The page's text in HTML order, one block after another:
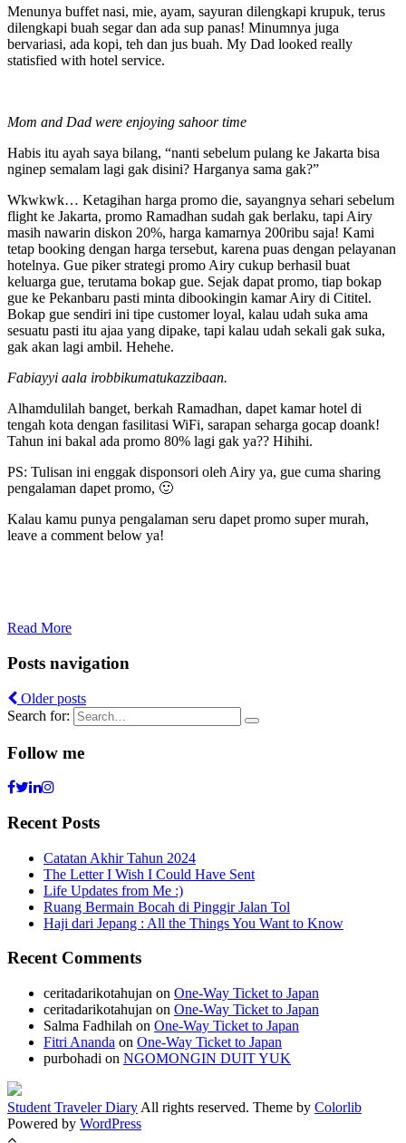
Menunya buffet nasi, mie, ayam, sayuran dilengkapi krupuk, terus
dilengkapi buah segar dan ada sup panas! Minumnya juga
bervariasi, ada kopi, teh dan jus buah. My Dad looked really
statisfied with hotel service.
Mom and Dad were enjoying sahoor time
Habis itu ayah saya bilang, “nanti sebelum pulang ke Jakarta bisa
nginep semalam lagi gak disini? Harganya sama gak?”
Wkwkwk… Ketagihan harga promo die, sayangnya sehari sebelum
flight ke Jakarta, promo Ramadhan sudah gak berlaku, tapi Airy
masih nawarin diskon 20%, harga kamarnya 200ribu saja! Kami
tetap booking dengan harga tersebut, karena puas dengan pelayanan
hotelnya. Gue piker strategi promo Airy cukup berhasil buat
keluarga gue, terutama bokap gue. Sejak dapat promo, tiap bokap
gue ke Pekanbaru pasti minta dibookingin kamar Airy di Cititel.
Bokap gue sendiri ini tipe customer loyal, kalau udah suka ama
sesuatu pasti itu ajaa yang dipake, tapi kalau udah sekali gak suka,
gak akan lagi ambil. Hehehe.
Fabiayyi aala irobbikumatukazzibaan.
Alhamdulilah banget, berkah Ramadhan, dapet kamar hotel di
tengah kota dengan fasilitasi WiFi, sarapan seharga gocap doank!
Tahun ini bakal ada promo 80% lagi gak ya?? Hihihi.
PS: Tulisan ini enggak disponsori oleh Airy ya, gue cuma sharing
pengalaman dapet promo, 🙂
Kalau kamu punya pengalaman seru dapet promo super murah,
leave a comment below ya!
Read More
Posts navigation
Older posts
Search for:
Follow me
Recent Posts
Catatan Akhir Tahun 2024
The Letter I Wish I Could Have Sent
Life Updates from Me :)
Ruang Bermain Bocah di Pinggir Jalan Tol
Haji dari Jepang : All the Things You Want to Know
Recent Comments
ceritadarikotahujan on One-Way Ticket to Japan
ceritadarikotahujan on One-Way Ticket to Japan
Salma Fadhilah on One-Way Ticket to Japan
Fitri Ananda on One-Way Ticket to Japan
purbohadi on NGOMONGIN DUIT YUK
Student Traveler Diary All rights reserved. Theme by Colorlib
Powered by WordPress